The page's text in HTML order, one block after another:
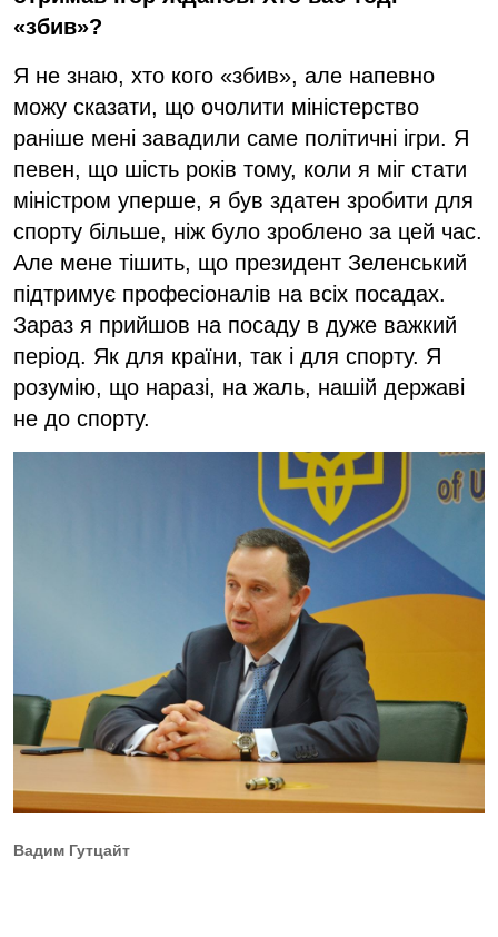
«збив»?
Я не знаю, хто кого «збив», але напевно
можу сказати, що очолити міністерство
раніше мені завадили саме політичні ігри. Я
певен, що шість років тому, коли я міг стати
міністром уперше, я був здатен зробити для
спорту більше, ніж було зроблено за цей час.
Але мене тішить, що президент Зеленський
підтримує професіоналів на всіх посадах.
Зараз я прийшов на посаду в дуже важкий
період. Як для країни, так і для спорту. Я
розумію, що наразі, на жаль, нашій державі
не до спорту.
Вадим Гутцайт